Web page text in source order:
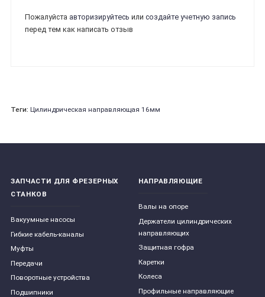
Пожалуйста авторизируйтесь или создайте учетную запись
перед тем как написать отзыв
Теги: Цилиндрическая направляющая 16мм
ЗАПЧАСТИ ДЛЯ ФРЕЗЕРНЫХ
СТАНКОВ
Вакуумные насосы
Гибкие кабель-каналы
Муфты
Передачи
Поворотные устройства
Подшипники
НАПРАВЛЯЮЩИЕ
Валы на опоре
Держатели цилиндрических
направляющих
Защитная гофра
Каретки
Колеса
Профильные направляющие